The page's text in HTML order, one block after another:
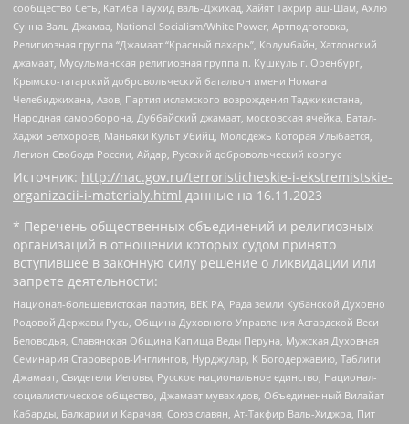
сообщество Сеть, Катиба Таухид валь-Джихад, Хайят Тахрир аш-Шам, Ахлю
Сунна Валь Джамаа, National Socialism/White Power, Артподготовка,
Религиозная группа “Джамаат “Красный пахарь”, Колумбайн, Хатлонский
джамаат, Мусульманская религиозная группа п. Кушкуль г. Оренбург,
Крымско-татарский добровольческий батальон имени Номана
Челебиджихана, Азов, Партия исламского возрождения Таджикистана,
Народная самооборона, Дуббайский джамаат, московская ячейка, Батал-
Хаджи Белхороев, Маньяки Культ Убийц, Молодёжь Которая Улыбается,
Легион Свобода России, Айдар, Русский добровольческий корпус
Источник: http://nac.gov.ru/terroristicheskie-i-ekstremistskie-
organizacii-i-materialy.html данные на 16.11.2023
* Перечень общественных объединений и религиозных
организаций в отношении которых судом принято
вступившее в законную силу решение о ликвидации или
запрете деятельности:
Национал-большевистская партия, ВЕК РА, Рада земли Кубанской Духовно
Родовой Державы Русь, Община Духовного Управления Асгардской Веси
Беловодья, Славянская Община Капища Веды Перуна, Мужская Духовная
Семинария Староверов-Инглингов, Нурджулар, К Богодержавию, Таблиги
Джамаат, Свидетели Иеговы, Русское национальное единство, Национал-
социалистическое общество, Джамаат мувахидов, Объединенный Вилайат
Кабарды, Балкарии и Карачая, Союз славян, Ат-Такфир Валь-Хиджра, Пит